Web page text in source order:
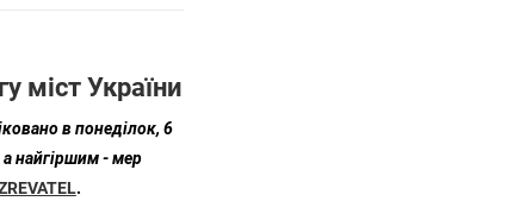
міст України
в понеділок, 6
найгіршим - мер
.